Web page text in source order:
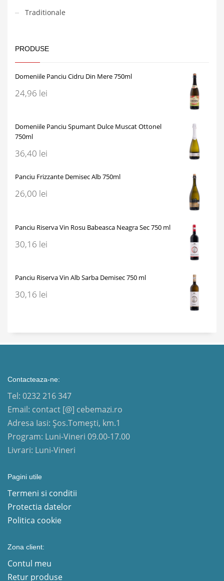
Traditionale
PRODUSE
Domeniile Panciu Cidru Din Mere 750ml
24,96 lei
Domeniile Panciu Spumant Dulce Muscat Ottonel
750ml
36,40 lei
Panciu Frizzante Demisec Alb 750ml
26,00 lei
Panciu Riserva Vin Rosu Babeasca Neagra Sec 750 ml
30,16 lei
Panciu Riserva Vin Alb Sarba Demisec 750 ml
30,16 lei
Contacteaza-ne:
Tel: 0232 216 347
Email: contact [@] cebemazi.ro
Adresa Iasi: Șos.Tomești, km.1
Program: Luni-Vineri 09.00-17.00
Livrari: Luni-Vineri
Pagini utile
Termeni si conditii
Protectia datelor
Politica cookie
Zona client:
Contul meu
Retur produse